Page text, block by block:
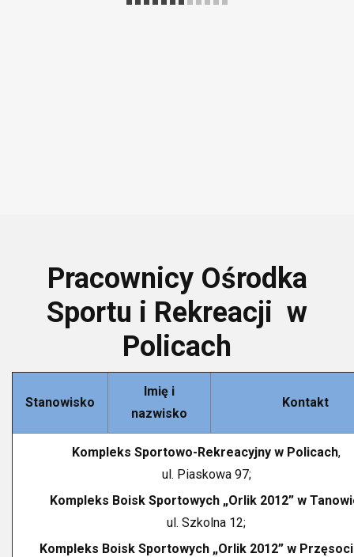
Pracownicy Ośrodka
Sportu i Rekreacji w
Policach
Stanowisko
Imię i
nazwisko
Kontakt
Kompleks Sportowo-Rekreacyjny w Policach,
ul. Piaskowa 97;
Kompleks Boisk Sportowych „Orlik 2012” w
ul. Szkolna 12;
Kompleks Boisk Sportowych „Orlik 2012” w